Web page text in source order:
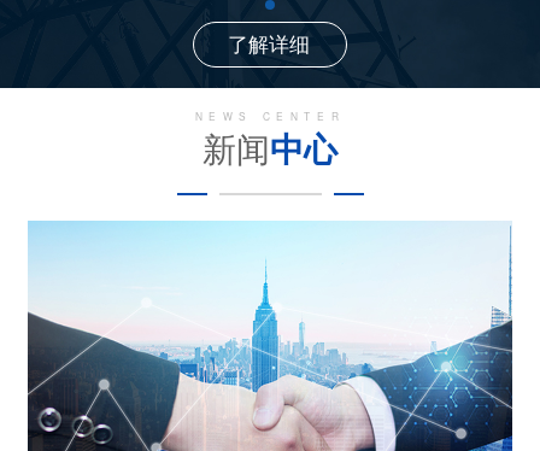
了解详细
NEWS CENTER
新闻中心